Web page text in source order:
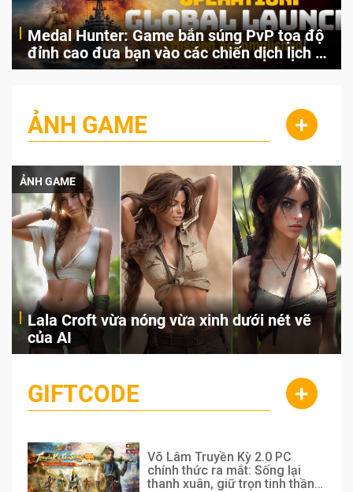
Medal Hunter: Game bắn súng PvP tọa độ
đỉnh cao đưa bạn vào các chiến dịch lịch sử
khốc liệt
lực hạng nặng, phòng thủ các đợt tấn công và chinh phục các
chiến trường lịch sử ngay hôm nay.
ẢNH GAME +
ẢNH GAME
Lala Croft vừa nóng vừa xinh dưới nét vẽ
của AI
vẽ của AI. Một cô nàng xinh đẹp, nóng bỏng nhưng cũng rắn rỏi và
mạnh mẽ.
GIFTCODE +
Võ Lâm Truyền Kỳ 2.0 PC
chính thức ra mắt: Sống lại
thanh xuân, giữ trọn tinh thần